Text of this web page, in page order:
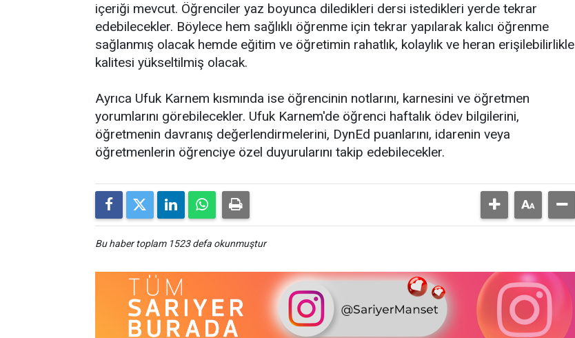
içeriği mevcut. Öğrenciler yaz boyunca diledikleri dersi istedikleri yerde tekrar
edebilecekler. Böylece hem sağlıklı öğrenme için tekrar yapılarak kalıcı öğrenme
sağlanmış olacak hemde eğitim ve öğretimin rahatlık, kolaylık ve heran erişilebilirlikle
kalitesi yükseltilmiş olacak.
Ayrıca Ufuk Karnem kısmında ise öğrencinin notlarını, karnesini ve öğretmen
yorumlarını görebilecekler. Ufuk Karnem'de öğrenci haftalık ödev bilgilerini,
öğretmenin davranış değerlendirmelerini, DynEd puanlarını, idarenin veya
öğretmenlerin öğrenciye özel duyurularını takip edebilecekler.
Bu haber toplam 1523 defa okunmuştur